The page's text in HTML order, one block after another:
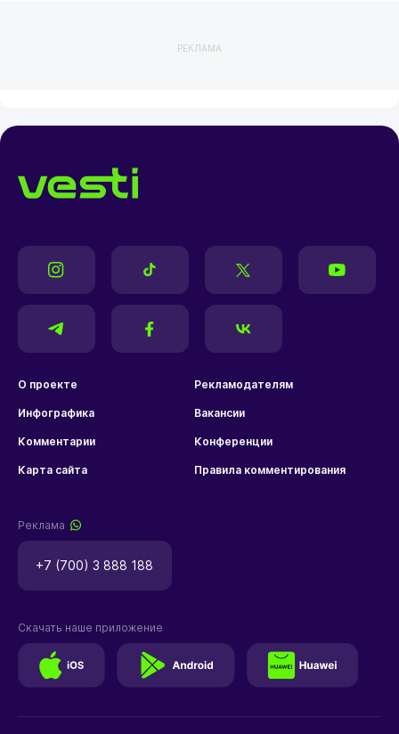
РЕКЛАМА
О проекте Рекламодателям
Инфографика Вакансии
Комментарии Конференции
Карта сайта Правила комментирования
Реклама
+7 (700) 3 888 188
Скачать наше приложение